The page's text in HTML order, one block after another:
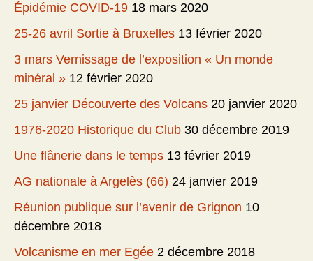
Épidémie COVID-19 18 mars 2020
25-26 avril Sortie à Bruxelles 13 février 2020
3 mars Vernissage de l’exposition « Un monde
minéral » 12 février 2020
25 janvier Découverte des Volcans 20 janvier 2020
1976-2020 Historique du Club 30 décembre 2019
Une flânerie dans le temps 13 février 2019
AG nationale à Argelès (66) 24 janvier 2019
Réunion publique sur l’avenir de Grignon 10
décembre 2018
Volcanisme en mer Egée 2 décembre 2018